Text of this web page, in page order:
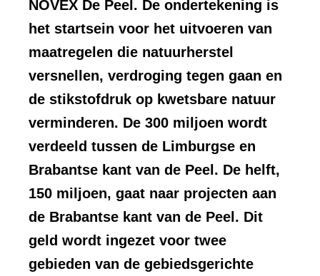
NOVEX De Peel. De ondertekening is
het startsein voor het uitvoeren van
maatregelen die natuurherstel
versnellen, verdroging tegen gaan en
de stikstofdruk op kwetsbare natuur
verminderen. De 300 miljoen wordt
verdeeld tussen de Limburgse en
Brabantse kant van de Peel. De helft,
150 miljoen, gaat naar projecten aan
de Brabantse kant van de Peel. Dit
geld wordt ingezet voor twee
gebieden van de gebiedsgerichte